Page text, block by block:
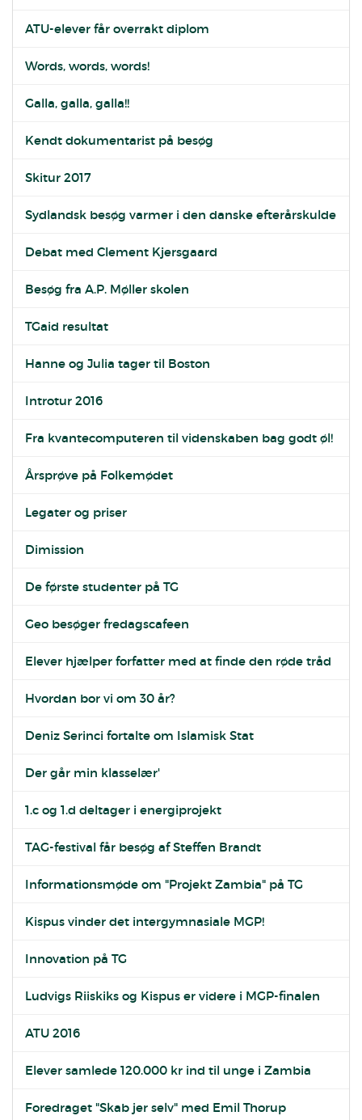
ATU-elever får overrakt diplom
Words, words, words!
Galla, galla, galla!!
Kendt dokumentarist på besøg
Skitur 2017
Sydlandsk besøg varmer i den danske efterårskulde
Debat med Clement Kjersgaard
Besøg fra A.P. Møller skolen
TGaid resultat
Hanne og Julia tager til Boston
Introtur 2016
Fra kvantecomputeren til videnskaben bag godt øl!
Årsprøve på Folkemødet
Legater og priser
Dimission
De første studenter på TG
Geo besøger fredagscafeen
Elever hjælper forfatter med at finde den røde tråd
Hvordan bor vi om 30 år?
Deniz Serinci fortalte om Islamisk Stat
Der går min klasselær'
1.c og 1.d deltager i energiprojekt
TAG-festival får besøg af Steffen Brandt
Informationsmøde om "Projekt Zambia" på TG
Kispus vinder det intergymnasiale MGP!
Innovation på TG
Ludvigs Riiskiks og Kispus er videre i MGP-finalen
ATU 2016
Elever samlede 120.000 kr ind til unge i Zambia
Foredraget "Skab jer selv" med Emil Thorup